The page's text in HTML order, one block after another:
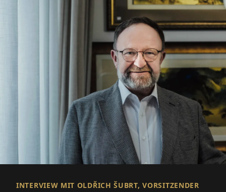
INTERVIEW MIT OLDŘICH ŠUBRT, VORSITZENDER